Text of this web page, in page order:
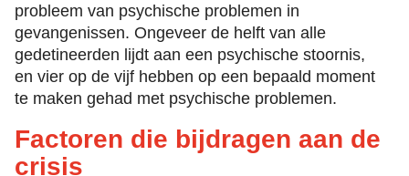
probleem van psychische problemen in
gevangenissen. Ongeveer de helft van alle
gedetineerden lijdt aan een psychische stoornis,
en vier op de vijf hebben op een bepaald moment
te maken gehad met psychische problemen.
Factoren die bijdragen aan de
crisis